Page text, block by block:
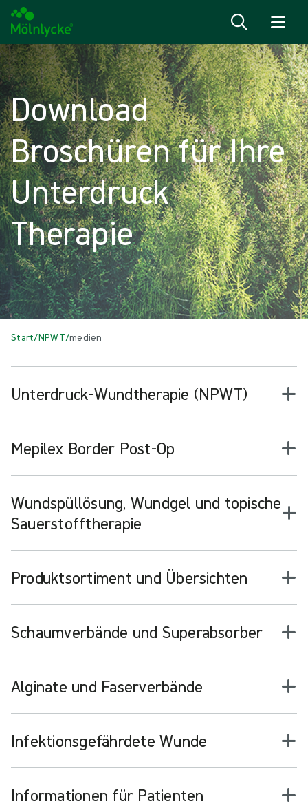
Download
Broschüren für Ihre
Unterdruck
Therapie
Start/NPWT/medien
Unterdruck-Wundtherapie (NPWT)
Mepilex Border Post-Op
Wundspüllösung, Wundgel und topische
Sauerstofftherapie
Produktsortiment und Übersichten
Schaumverbände und Superabsorber
Alginate und Faserverbände
Infektionsgefährdete Wunde
Informationen für Patienten